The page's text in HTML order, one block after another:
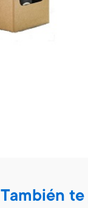
También